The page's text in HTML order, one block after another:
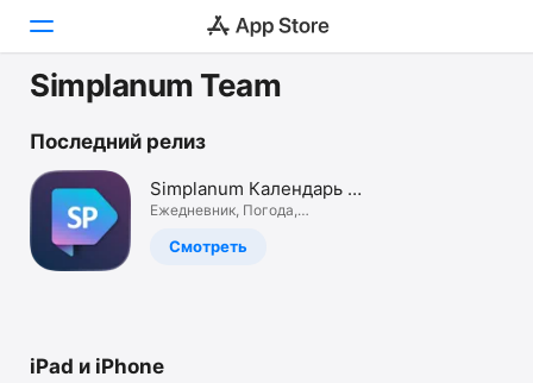
Игры
Приложения
Arcade
Платформа
Simplanum Team
Последний релиз
Simplanum Календарь и
Заметки
Ежедневник, Погода,
Смотреть
iPad и iPhone